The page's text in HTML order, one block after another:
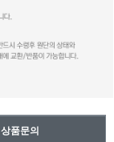
상품문의